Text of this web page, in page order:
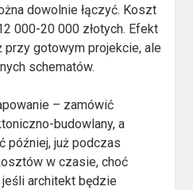
dowolnie łączyć. Koszt
000-20 000 złotych. Efekt
przy gotowym projekcie, ale
schematów.
– zamówić
budowlany, a
później, już podczas
w czasie, choć
architekt będzie